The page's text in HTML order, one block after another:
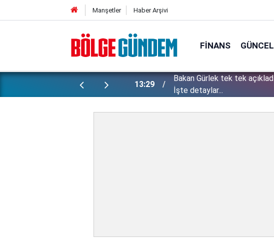
Manşetler Haber Arşivi
FINANS GÜNCEL
yapılan gizli planları deşifre etti! 13:29
Bakan Gürlek tek tek
İşte detaylar...